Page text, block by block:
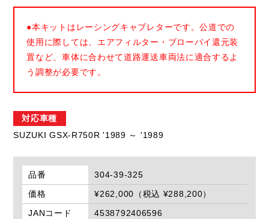
●本キットはレーシングキャブレターです。公道での
使用に際しては、エアフィルター・ブローバイ還元装
置など、車体に合わせて道路運送車両法に適合するよ
う調整が必要です。
対応車種
SUZUKI GSX-R750R '1989 ～ '1989
品番
304-39-325
価格
¥262,000（税込 ¥288,200）
JANコード
4538792406596